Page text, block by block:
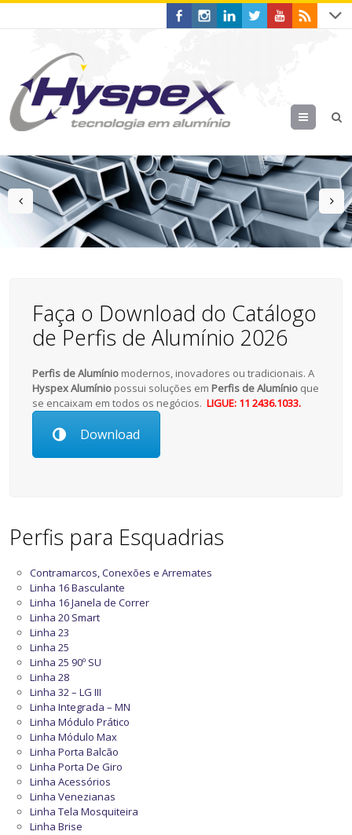
Menu
prev
Faça o Download do Catálogo
de Perfis de Alumínio 2026
Perfis de Alumínio modernos, inovadores ou tradicionais. A
Hyspex Alumínio possui soluções em Perfis de Alumínio que
se encaixam em todos os negócios.LIGUE: 11 2436.1033.
Download
Perfis para Esquadrias
Contramarcos, Conexões e Arremates
Linha 16 Basculante
Linha 16 Janela de Correr
Linha 20 Smart
Linha 23
Linha 25
Linha 25 90º SU
Linha 28
Linha 32 – LG III
Linha Integrada – MN
Linha Módulo Prático
Linha Módulo Max
Linha Porta Balcão
Linha Porta De Giro
Linha Acessórios
Linha Venezianas
Linha Tela Mosquiteira
Linha Brise